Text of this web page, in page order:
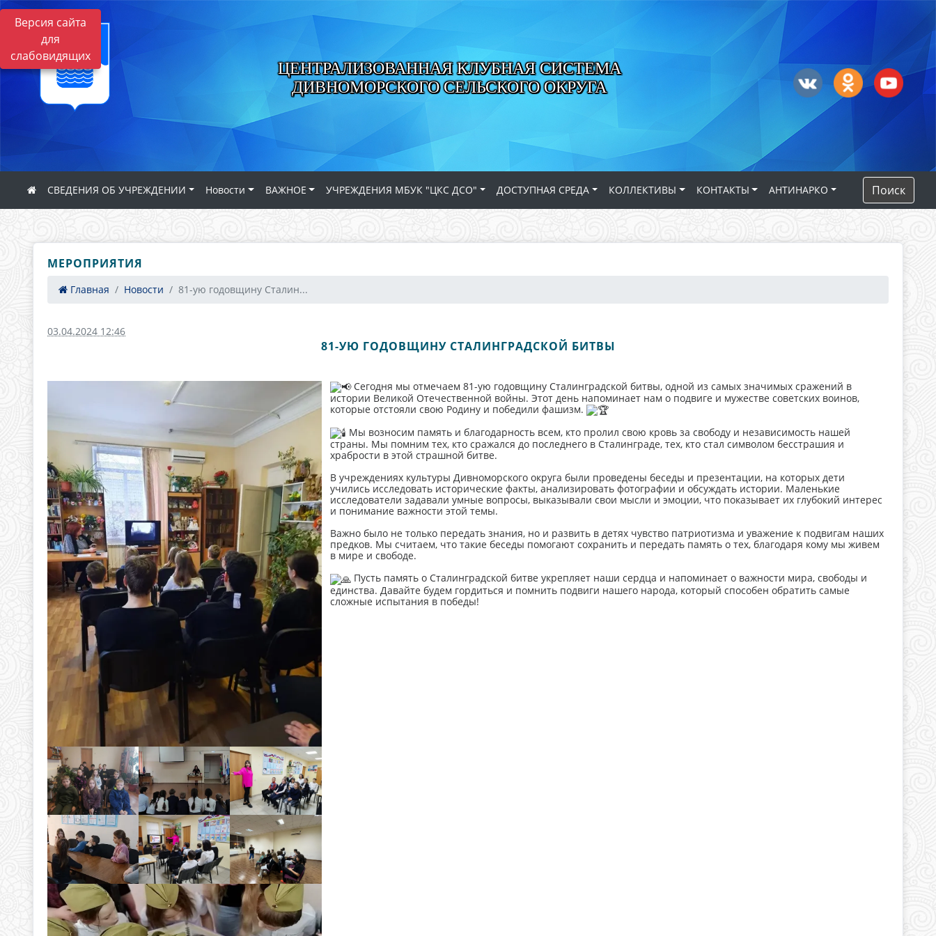
Версия сайта
для
слабовидящих
ЦЕНТРАЛИЗОВАННАЯ КЛУБНАЯ СИСТЕМА
ДИВНОМОРСКОГО СЕЛЬСКОГО ОКРУГА
СВЕДЕНИЯ ОБ УЧРЕЖДЕНИИ Новости ВАЖНОЕ УЧРЕЖДЕНИЯ МБУК "ЦКС ДСО" ДОСТУПНАЯ СРЕДА КОЛЛЕКТИВЫ КОНТАКТЫ АНТИНАРКО Поиск
МЕРОПРИЯТИЯ
Главная Новости 81-ую годовщину Сталин...
03.04.2024 12:46
81-УЮ ГОДОВЩИНУ СТАЛИНГРАДСКОЙ БИТВЫ
Сегодня мы отмечаем 81-ую годовщину Сталинградской битвы, одной из самых значимых сражений в
истории Великой Отечественной войны. Этот день напоминает нам о подвиге и мужестве советских воинов,
которые отстояли свою Родину и победили фашизм.
Мы возносим память и благодарность всем, кто пролил свою кровь за свободу и независимость нашей
страны. Мы помним тех, кто сражался до последнего в Сталинграде, тех, кто стал символом бесстрашия и
храбрости в этой страшной битве.
В учреждениях культуры Дивноморского округа были проведены беседы и презентации, на которых дети
учились исследовать исторические факты, анализировать фотографии и обсуждать истории. Маленькие
исследователи задавали умные вопросы, выказывали свои мысли и эмоции, что показывает их глубокий интерес
и понимание важности этой темы.
Важно было не только передать знания, но и развить в детях чувство патриотизма и уважение к подвигам наших
предков. Мы считаем, что такие беседы помогают сохранить и передать память о тех, благодаря кому мы живем
в мире и свободе.
Пусть память о Сталинградской битве укрепляет наши сердца и напоминает о важности мира, свободы и
единства. Давайте будем гордиться и помнить подвиги нашего народа, который способен обратить самые
сложные испытания в победы!